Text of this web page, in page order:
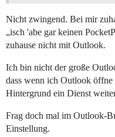
Nicht zwingend. Bei mir
„isch 'abe gar keinen
zuhause nicht mit Outlook.
Ich bin nicht der große
dass wenn ich Outlook
Hintergrund ein Dienst
Frag doch mal im Outlook-
Einstellung.